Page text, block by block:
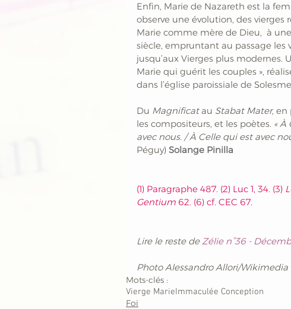
Enfin, Marie de Nazareth est la
observe une évolution, des
Marie comme mère de Dieu,  à
siècle, empruntant au passage
jusqu’aux Vierges plus modernes.
Marie qui guérit les couples »,
dans l’église paroissiale de
Du Magnificat au Stabat Mater, en
les compositeurs, et les poètes. « À
avec nous. / À Celle qui est avec
Péguy) Solange Pinilla
(1) Paragraphe 487. (2) Luc 1, 34. (3)
Gentium 62. (6) cf. CEC 67.
Lire le reste de Zélie n°36 -
Photo Alessandro Allori/
Mots-clés :
Vierge MarieImmaculée Conception
Foi